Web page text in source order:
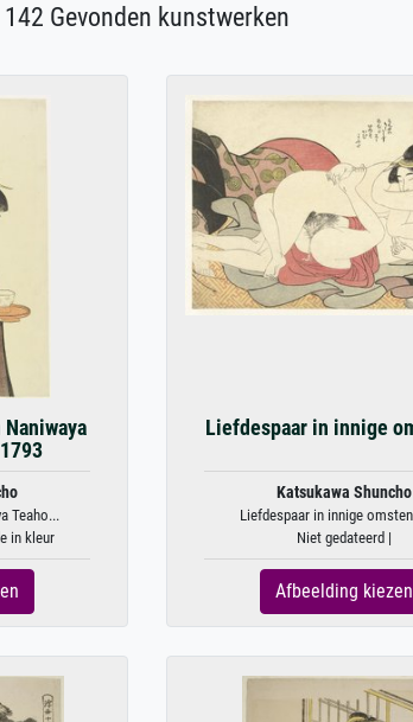
142 Gevonden kunstwerken
Teaho...
in kleur
Liefdespaar in innige
Katsukawa Shuncho
Liefdespaar in innige
Niet gedateerd |
Afbeelding kiezen